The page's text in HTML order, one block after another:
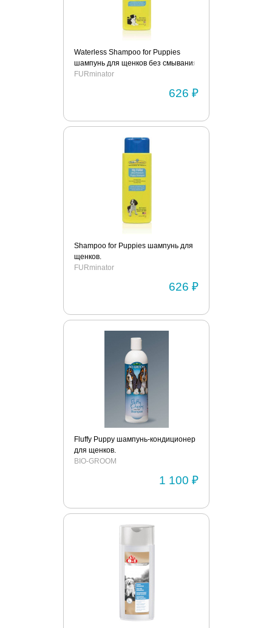
Waterless Shampoo for Puppies
шампунь для щенков без смывания
250 ml.
FURminator
626 ₽
Shampoo for Puppies шампунь для
щенков.
FURminator
626 ₽
Fluffy Puppy шампунь-кондиционер
для щенков.
BIO-GROOM
1 100 ₽